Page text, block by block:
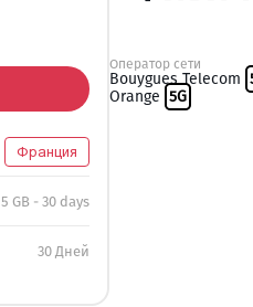
Франция
5 GB - 30 days
30 Дней
Оператор сети
Bouygues Telecom
Orange 5G